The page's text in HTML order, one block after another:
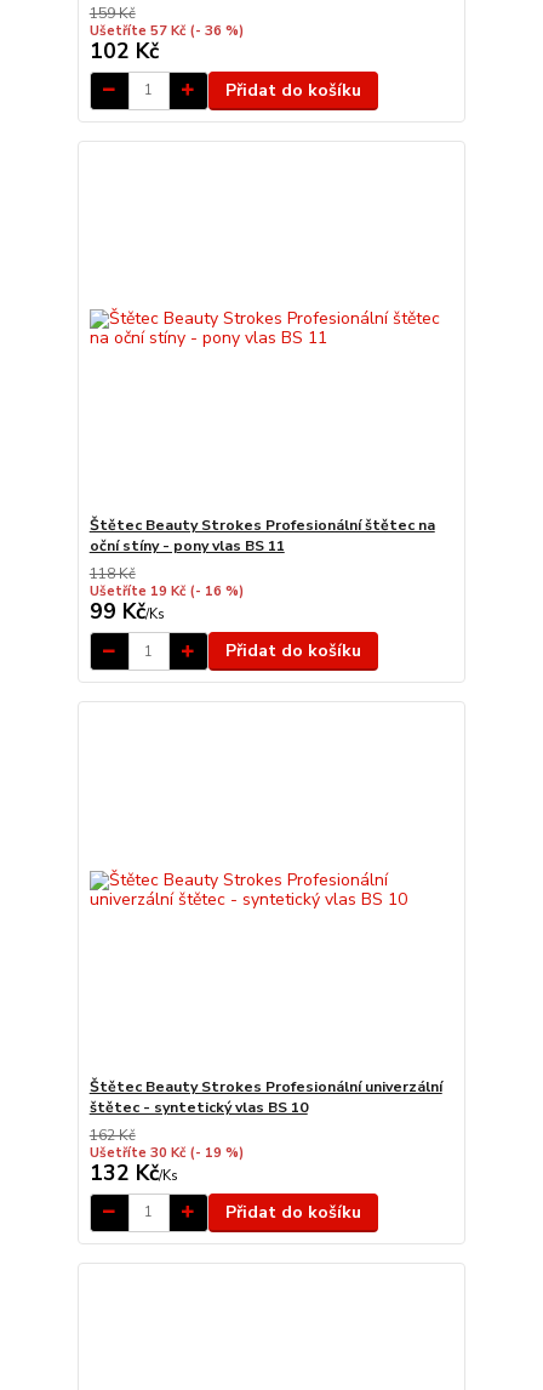
159 Kč
Ušetříte 57 Kč (- 36 %)
102 Kč
Přidat do košíku
Štětec Beauty Strokes Profesionální štětec na
oční stíny - pony vlas BS 11
118 Kč
Ušetříte 19 Kč (- 16 %)
99 Kč/Ks
Přidat do košíku
Štětec Beauty Strokes Profesionální univerzální
štětec - syntetický vlas BS 10
162 Kč
Ušetříte 30 Kč (- 19 %)
132 Kč/Ks
Přidat do košíku